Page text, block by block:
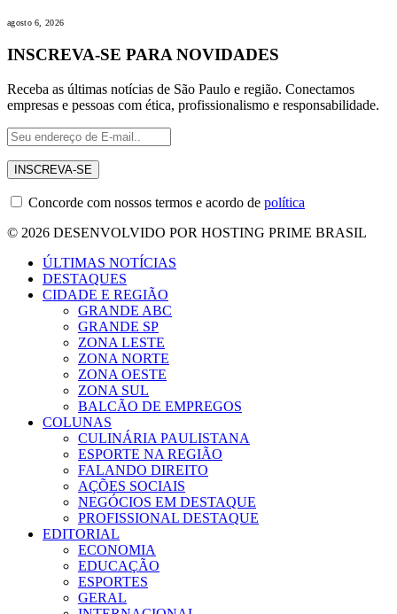
agosto 6, 2026
INSCREVA-SE PARA NOVIDADES
Receba as últimas notícias de São Paulo e região. Conectamos
empresas e pessoas com ética, profissionalismo e responsabilidade.
Concorde com nossos termos e acordo de política
© 2026 DESENVOLVIDO POR HOSTING PRIME BRASIL
ÚLTIMAS NOTÍCIAS
DESTAQUES
CIDADE E REGIÃO
GRANDE ABC
GRANDE SP
ZONA LESTE
ZONA NORTE
ZONA OESTE
ZONA SUL
BALCÃO DE EMPREGOS
COLUNAS
CULINÁRIA PAULISTANA
ESPORTE NA REGIÃO
FALANDO DIREITO
AÇÕES SOCIAIS
NEGÓCIOS EM DESTAQUE
PROFISSIONAL DESTAQUE
EDITORIAL
ECONOMIA
EDUCAÇÃO
ESPORTES
GERAL